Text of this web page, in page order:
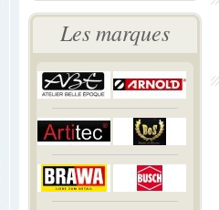
Les marques